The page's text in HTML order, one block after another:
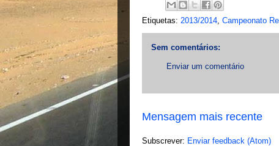
Etiquetas: 2013/2014, Campeonato
Sem comentários:
Enviar um comentário
Mensagem mais recente
Subscrever: Enviar feedback (Atom)